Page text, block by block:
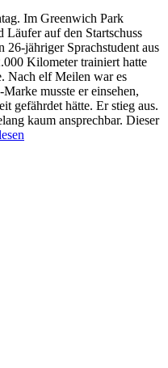
Im Greenwich Park
Läufer auf den Startschuss
jähriger Sprachstudent aus
Kilometer trainiert hatte
Nach elf Meilen war es
musste er einsehen,
gefährdet hätte. Er stieg aus.
kaum ansprechbar. Dieser